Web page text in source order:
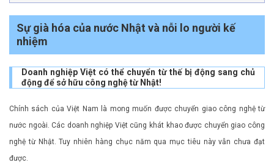
Sự già hóa của nước Nhật và nỗi lo người kế
nhiệm
Doanh nghiệp Việt có thể chuyển từ thế bị động sang chủ
động để sở hữu công nghệ từ Nhật!
Chính sách của Việt Nam là mong muốn được chuyển giao công nghệ từ
nước ngoài. Các doanh nghiệp Việt cũng khát khao được chuyển giao công
nghệ từ Nhật. Tuy nhiên hàng chục năm qua mục tiêu này vẫn chưa đạt
được.